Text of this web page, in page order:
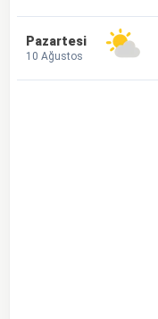
Pazartesi
10 Ağustos